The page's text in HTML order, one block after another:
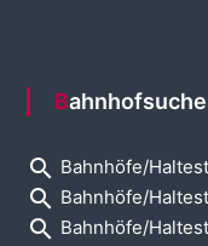
Bahnhofsuche
search Bahnhöfe/
search Bahnhöfe/
search Bahnhöfe/